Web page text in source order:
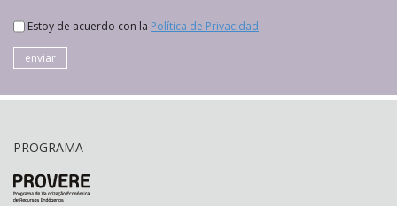
Estoy de acuerdo con la Política de Privacidad
enviar
PROGRAMA